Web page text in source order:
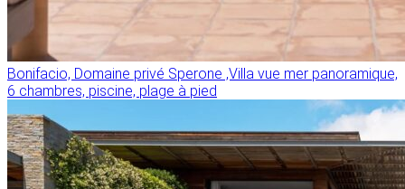
Bonifacio, Domaine privé Sperone ,Villa vue mer panoramique,
6 chambres, piscine, plage à pied